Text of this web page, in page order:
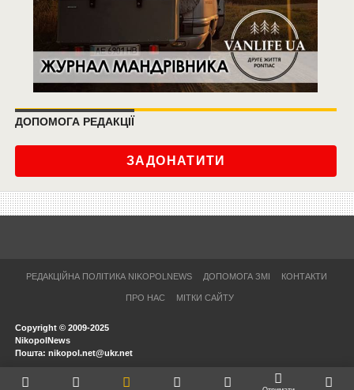
ДОПОМОГА РЕДАКЦІЇ
ЗАДОНАТИТИ
РЕДАКЦІЙНА ПОЛІТИКА NIKOPOLNEWS ДОПОМОГА ЗМІ КОНТАКТИ
ПРО НАС МІТКИ САЙТУ
Copyright © 2009-2025
NikopolNews
Пошта: nikopol.net@ukr.net